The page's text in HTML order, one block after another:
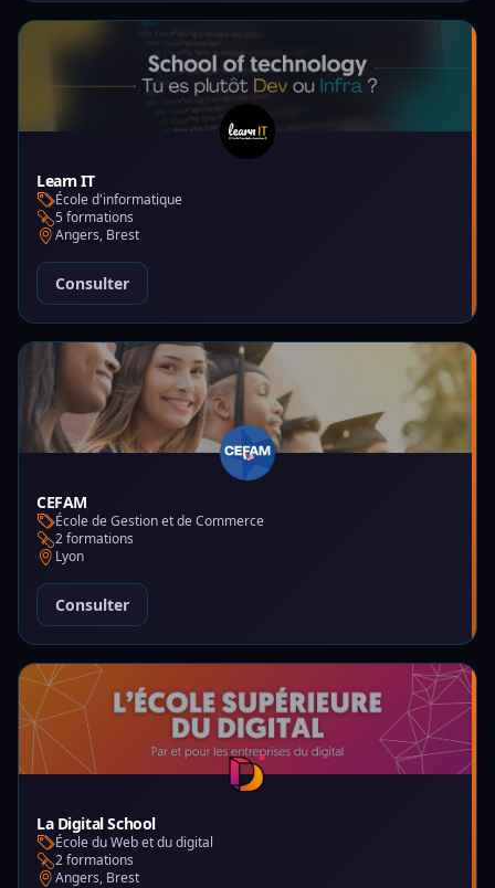
Learn IT
École d'informatique
5 formations
Angers, Brest
Consulter
CEFAM
École de Gestion et de Commerce
2 formations
Lyon
Consulter
La Digital School
École du Web et du digital
2 formations
Angers, Brest